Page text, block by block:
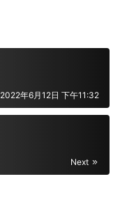
2022年6月12日 下午11:32
Next